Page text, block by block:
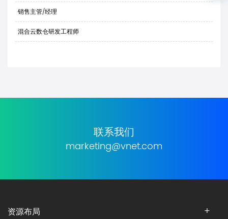
销售主管/经理
混合云数仓研发工程师
联系我们
marketing@vnet.com
资源布局